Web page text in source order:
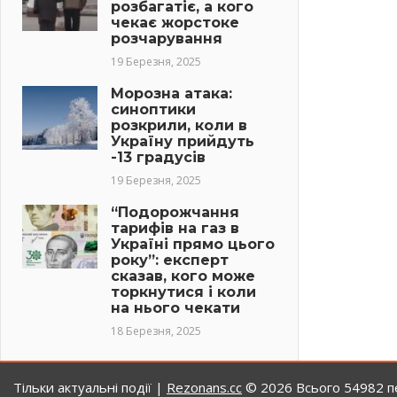
розбагатіє, а кого
чекає жорстоке
розчарування
19 Березня, 2025
Морозна атака:
синоптики
розкрили, коли в
Україну прийдуть
-13 градусів
19 Березня, 2025
“Подорожчання
тарифів на газ в
Україні прямо цього
року”: експерт
сказав, кого може
торкнутися і коли
на нього чекати
18 Березня, 2025
Тільки актуальні події | Rezonans.сс © 2026 Всього 54982